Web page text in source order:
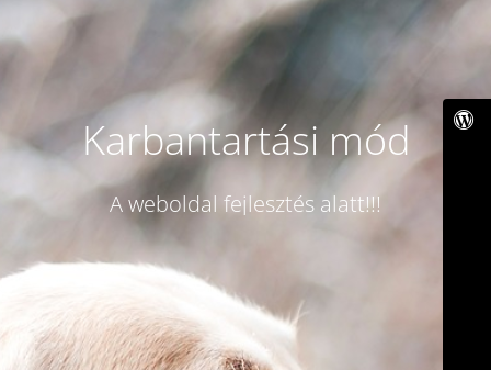
Karbantartási mód
A weboldal fejlesztés alatt!!!